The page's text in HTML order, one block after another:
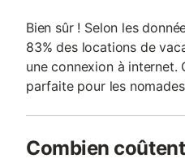
Bien sûr ! Selon les
83% des locations de
une connexion à internet.
parfaite pour les
Combien